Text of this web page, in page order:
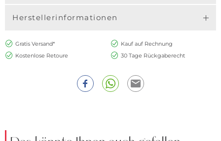
Herstellerinformationen
Gratis Versand*
Kauf auf Rechnung
Kostenlose Retoure
30 Tage Rückgaberecht